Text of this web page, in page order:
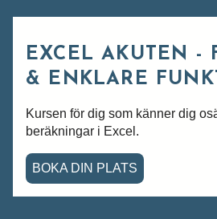
EXCEL AKUTEN -
& ENKLARE
Kursen för dig som känner dig
beräkningar i Excel.
BOKA DIN PLATS